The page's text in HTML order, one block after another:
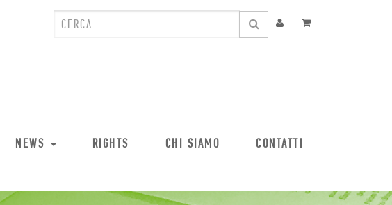
NEWS RIGHTS CHI SIAMO CONTATTI